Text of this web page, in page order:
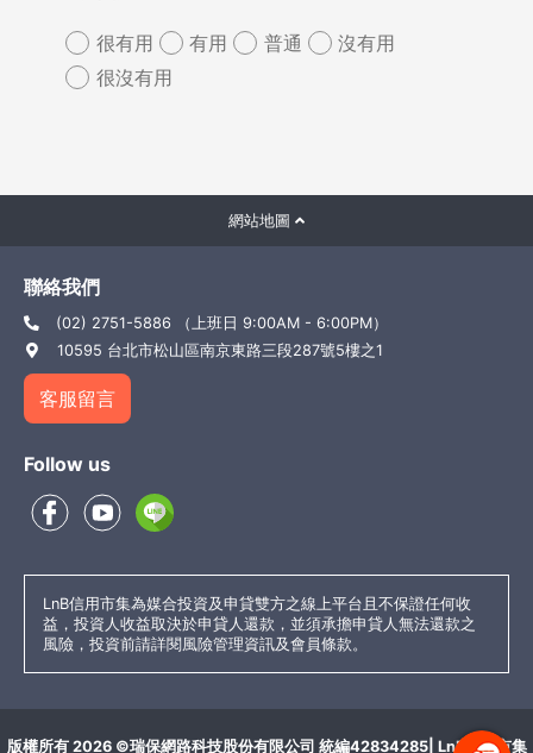
很有用 有用 普通
沒有用
很沒有用
網站地圖
聯絡我們
(02) 2751-5886 （上班日 9:00AM - 6:00PM）
10595 台北市松山區南京東路三段287號5樓之1
客服留言
Follow us
LnB信用市集為媒合投資及申貸雙方之線上平台且不保證任何收
益，投資人收益取決於申貸人還款，並須承擔申貸人無法還款之
風險，投資前請詳閱風險管理資訊及會員條款。
版權所有 2026 ©瑞保網路科技股份有限公司 統編42834285| LnB信用市集